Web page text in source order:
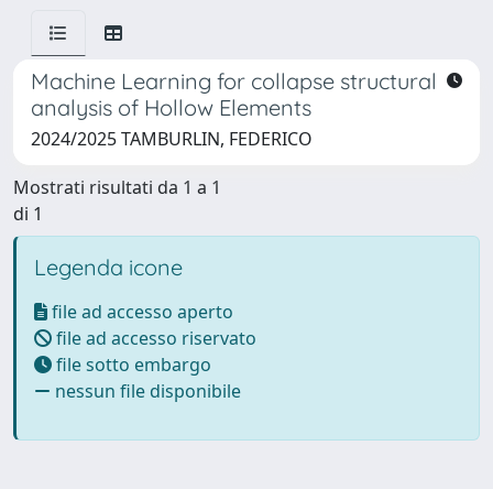
Machine Learning for collapse structural
analysis of Hollow Elements
2024/2025 TAMBURLIN, FEDERICO
Mostrati risultati da 1 a 1
di 1
Legenda icone
file ad accesso aperto
file ad accesso riservato
file sotto embargo
nessun file disponibile